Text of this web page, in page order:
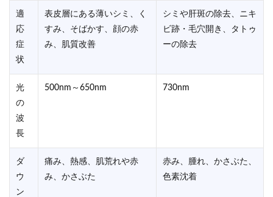
適
応
症
状
表皮層にある薄いシミ、く
すみ、そばかす、顔の赤
み、肌質改善
シミや肝斑の除去、ニキ
ビ跡・毛穴開き、タトゥ
ーの除去
光
の
波
長
500nm～650nm 730nm
ダ
ウ
ン
痛み、熱感、肌荒れや赤
み、かさぶた
赤み、腫れ、かさぶた、
色素沈着